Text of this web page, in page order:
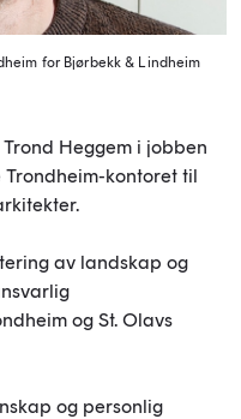
for Bjørbekk & Lindheim
Heggem i jobben
kontoret til
av landskap og
og St. Olavs
og personlig